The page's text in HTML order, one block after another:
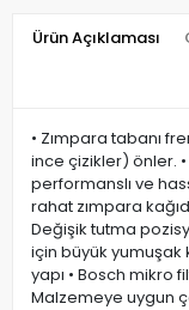
Ürün Açıklaması
• Zımpara tabanı
ince çizikler) önler.
performanslı ve
rahat zımpara
Değişik tutma
için büyük
yapı • Bosch mikro
Malzemeye uygun